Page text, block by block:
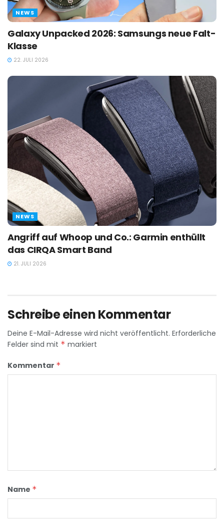
NEWS
Galaxy Unpacked 2026: Samsungs neue Falt-
Klasse
22. JULI 2026
NEWS
Angriff auf Whoop und Co.: Garmin enthüllt
das CIRQA Smart Band
21. JULI 2026
Schreibe einen Kommentar
Deine E-Mail-Adresse wird nicht veröffentlicht. Erforderliche
Felder sind mit * markiert
Kommentar *
Name *